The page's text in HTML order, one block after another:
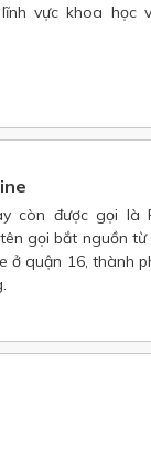
vực khoa học
còn được gọi là
gọi bắt nguồn
ở quận 16, thành